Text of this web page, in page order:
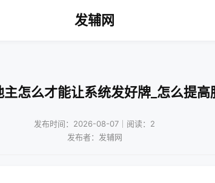
发辅网
怎么才能让系统发好牌_怎么提
发布时间：2026-08-07｜阅读：2
发布者：发辅网